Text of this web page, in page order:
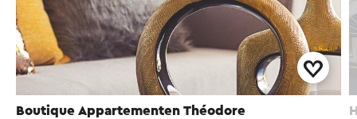
Boutique Appartementen Théodore